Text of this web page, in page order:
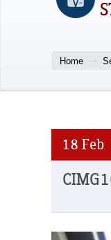
Home
18 Feb